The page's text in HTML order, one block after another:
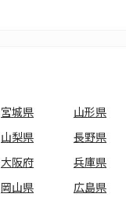
宮城県 山形県
山梨県 長野県
大阪府 兵庫県
岡山県 広島県